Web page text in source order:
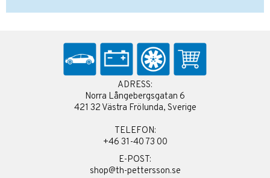
ADRESS:
Norra Långebergsgatan 6
421 32 Västra Frölunda, Sverige
TELEFON:
+46 31-40 73 00
E-POST:
shop@th-pettersson.se